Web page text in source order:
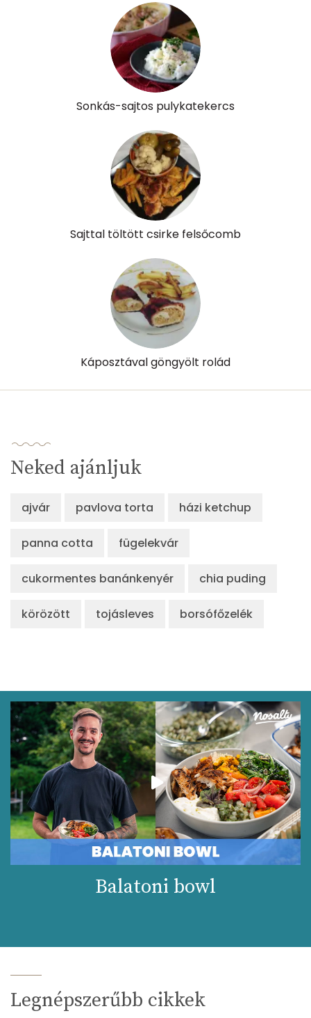
Sonkás-sajtos pulykatekercs
Sajttal töltött csirke felsőcomb
Káposztával göngyölt rolád
Neked ajánljuk
ajvár pavlova torta házi ketchup
panna cotta fügelekvár
cukormentes banánkenyér chia puding
körözött tojásleves borsófőzelék
Balatoni bowl
Legnépszerűbb cikkek